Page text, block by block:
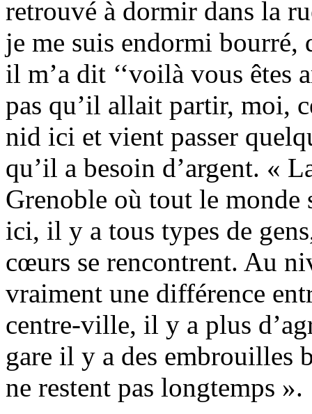
retrouvé à dormir dans la
je me suis endormi bourré,
il m’a dit ‘‘voilà vous êtes
pas qu’il allait partir, moi,
nid ici et vient passer
qu’il a besoin d’argent. «
Grenoble où tout le monde
ici, il y a tous types de
cœurs se rencontrent. Au
vraiment une différence
centre-ville, il y a plus
gare il y a des embrouilles
ne restent pas longtemps ».